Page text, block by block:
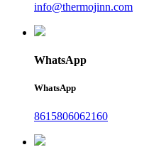
info@thermojinn.com
WhatsApp
WhatsApp
8615806062160